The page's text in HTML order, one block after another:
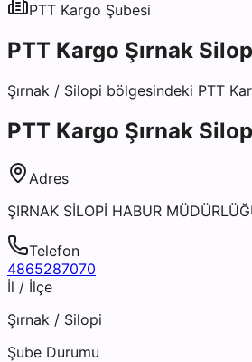
PTT Kargo Şubesi
PTT Kargo Şırnak
Şırnak / Silopi bölgesindeki PTT
PTT Kargo Şırnak
Adres
ŞIRNAK SİLOPİ HABUR
Telefon
4865287070
İl / İlçe
Şırnak / Silopi
Şube Durumu